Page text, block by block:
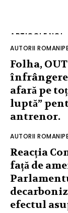
ARTICOLE NOI
AUTORII
Folha,
afară pe
luptă”
antrenor.
AUTORII
Reacția
față de
efectul